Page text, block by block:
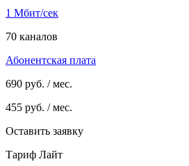
1 Мбит/сек
70 каналов
Абонентская плата
690 руб. / мес.
455 руб. / мес.
Оставить заявку
Тариф Лайт